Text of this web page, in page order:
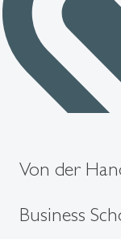
Von der
Business